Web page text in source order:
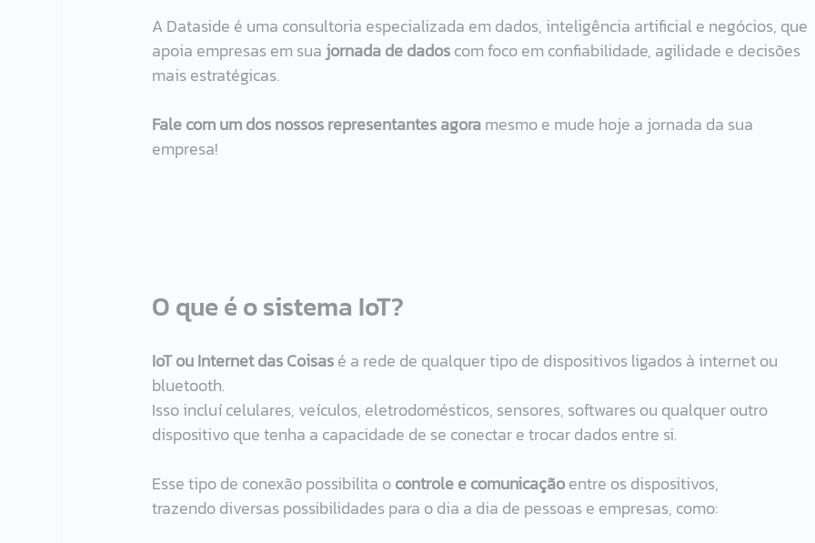
A Dataside é uma consultoria especializada em dados, inteligência artificial e negócios, que
apoia empresas em sua jornada de dados com foco em confiabilidade, agilidade e decisões
mais estratégicas.
Fale com um dos nossos representantes agora mesmo e mude hoje a jornada da sua
empresa!
O que é o sistema IoT?
IoT ou Internet das Coisas é a rede de qualquer tipo de dispositivos ligados à internet ou
bluetooth.
Isso incluí celulares, veículos, eletrodomésticos, sensores, softwares ou qualquer outro
dispositivo que tenha a capacidade de se conectar e trocar dados entre si.
Esse tipo de conexão possibilita o controle e comunicação entre os dispositivos,
trazendo diversas possibilidades para o dia a dia de pessoas e empresas, como: